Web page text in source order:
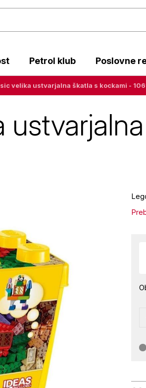
Petrol klub Poslovne
velika ustvarjalna škatla s kockami -